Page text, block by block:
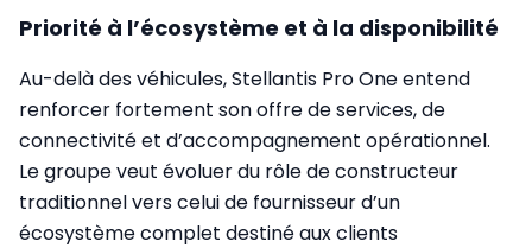
Priorité à l’écosystème et à la disponibilité
Au-delà des véhicules, Stellantis Pro One entend
renforcer fortement son offre de services, de
connectivité et d’accompagnement opérationnel.
Le groupe veut évoluer du rôle de constructeur
traditionnel vers celui de fournisseur d’un
écosystème complet destiné aux clients